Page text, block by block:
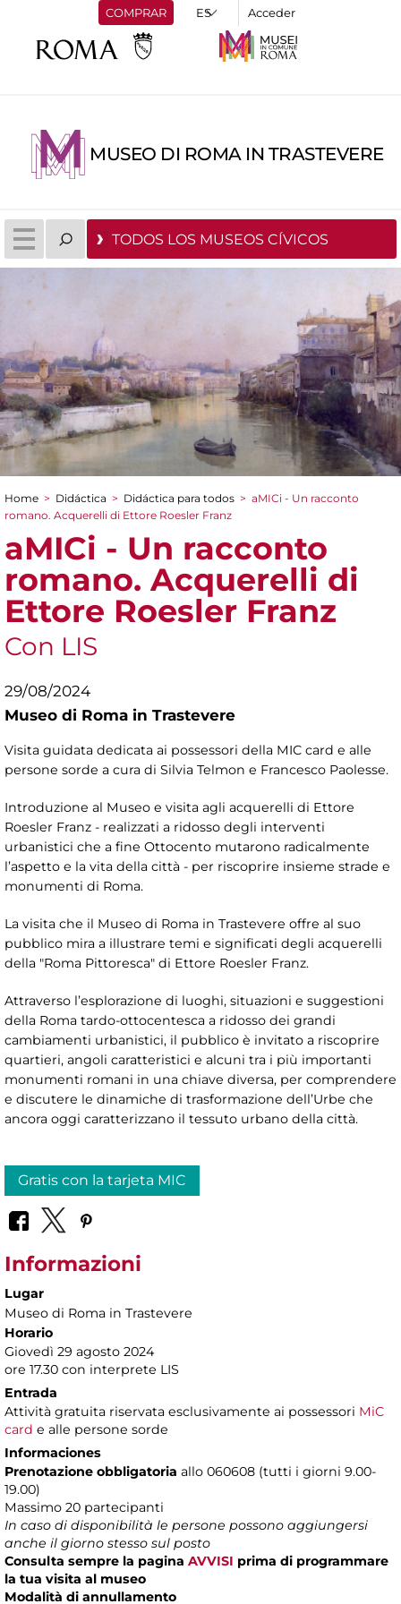
COMPRAR Acceder
MUSEO DI ROMA IN TRASTEVERE
TODOS LOS MUSEOS CÍVICOS
You are here
Home > Didáctica > Didáctica para todos > aMICi - Un racconto
romano. Acquerelli di Ettore Roesler Franz
aMICi - Un racconto
romano. Acquerelli di
Ettore Roesler Franz
Con LIS
29/08/2024
Museo di Roma in Trastevere
Visita guidata dedicata ai possessori della MIC card e alle
persone sorde a cura di Silvia Telmon e Francesco Paolesse.
Introduzione al Museo e visita agli acquerelli di Ettore
Roesler Franz - realizzati a ridosso degli interventi
urbanistici che a fine Ottocento mutarono radicalmente
l’aspetto e la vita della città - per riscoprire insieme strade e
monumenti di Roma.
La visita che il Museo di Roma in Trastevere offre al suo
pubblico mira a illustrare temi e significati degli acquerelli
della "Roma Pittoresca" di Ettore Roesler Franz.
Attraverso l’esplorazione di luoghi, situazioni e suggestioni
della Roma tardo-ottocentesca a ridosso dei grandi
cambiamenti urbanistici, il pubblico è invitato a riscoprire
quartieri, angoli caratteristici e alcuni tra i più importanti
monumenti romani in una chiave diversa, per comprendere
e discutere le dinamiche di trasformazione dell’Urbe che
ancora oggi caratterizzano il tessuto urbano della città.
Gratis con la tarjeta MIC
Informazioni
Lugar
Museo di Roma in Trastevere
Horario
Giovedì 29 agosto 2024
ore 17.30 con interprete LIS
Entrada
Attività gratuita riservata esclusivamente ai possessori MiC
card e alle persone sorde
Informaciones
Prenotazione obbligatoria allo 060608 (tutti i giorni 9.00-
19.00)
Massimo 20 partecipanti
In caso di disponibilità le persone possono aggiungersi
anche il giorno stesso sul posto
Consulta sempre la pagina AVVISI prima di programmare
la tua visita al museo
Modalità di annullamento